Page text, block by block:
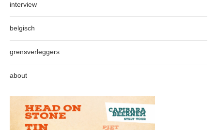
interview
belgisch
grensverleggers
about